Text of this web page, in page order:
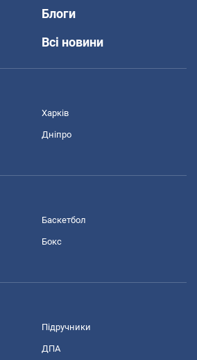
Блоги
Всі новини
Харків
Дніпро
Баскетбол
Бокс
Підручники
ДПА